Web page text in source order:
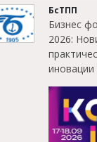
БсТПП
Бизнес
2026:
иновации